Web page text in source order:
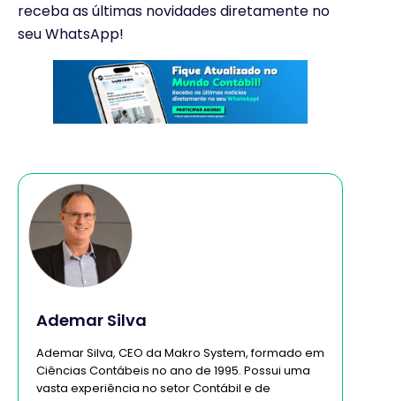
receba as últimas novidades diretamente no
seu WhatsApp!
Ademar Silva
Ademar Silva, CEO da Makro System, formado em
Ciências Contábeis no ano de 1995. Possui uma
vasta experiência no setor Contábil e de